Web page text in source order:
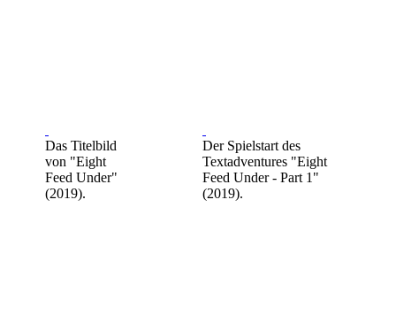
Das Titelbild
von "Eight
Feed Under"
(2019).
Der Spielstart des
Textadventures "Eight
Feed Under - Part 1"
(2019).